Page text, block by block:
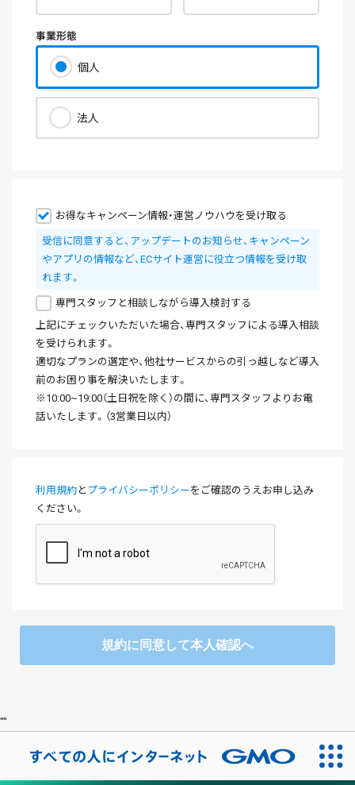
事業形態
個人
法人
お得なキャンペーン情報・運営ノウハウを受け取る
受信に同意すると、アップデートのお知らせ、キャンペーン
やアプリの情報など、ECサイト運営に役立つ情報を受け取
れます。
専門スタッフと相談しながら導入検討する
上記にチェックいただいた場合、専門スタッフによる導入相談
を受けられます。
適切なプランの選定や、他社サービスからの引っ越しなど導入
前のお困り事を解決いたします。
※10:00~19:00（土日祝を除く）の間に、専門スタッフよりお電
話いたします。（3営業日以内）
利用規約 と プライバシーポリシーをご確認のうえお申し込み
ください。
規約に同意して本人確認へ
""